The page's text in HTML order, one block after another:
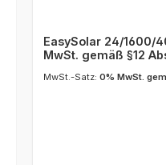
EasySolar 24/1600/
MwSt. gemäß §12
MwSt.-Satz: 0% MwSt.